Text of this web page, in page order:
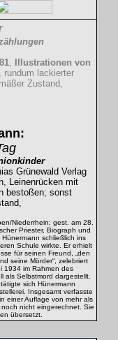
,
Illustrationen von
rundum lackierter
Zustand,
:
Grünewald Verlag
Leinenrücken mit
bestoßen; sonst
Niederrhein; gest. am 28.
Priester, Biograph und
schließlich ins
Schule wirkte. Er erhielt
für seinen Freund, „den
seine Mörder“, zelebriert
1934 im Rahmen des
als Selbstmord dargestellt.
sich Hünermann
Insgesamt verfasste
einer Auflage von mehr als
nicht eingerechnet. Sie
übersetzt.